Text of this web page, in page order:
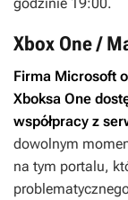
Xbox One /
Firma Microsoft
Xboksa One
współpracy z
dowolnym
na tym portalu,